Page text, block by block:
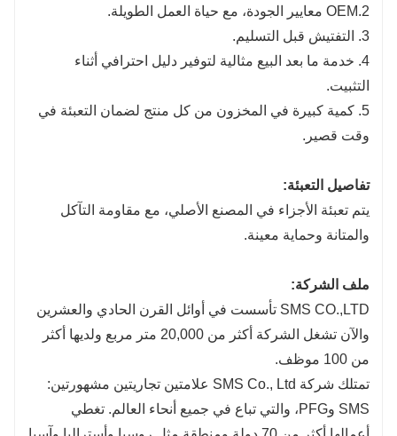
2.OEM معايير الجودة، مع حياة العمل الطويلة.
3. التفتيش قبل التسليم.
4. خدمة ما بعد البيع مثالية لتوفير دليل احترافي أثناء
التثبيت.
5. كمية كبيرة في المخزون من كل منتج لضمان التعبئة في
وقت قصير.
تفاصيل التعبئة:
يتم تعبئة الأجزاء في المصنع الأصلي، مع مقاومة التآكل
والمتانة وحماية معينة.
ملف الشركة:
SMS CO.,LTD تأسست في أوائل القرن الحادي والعشرين
والآن تشغل الشركة أكثر من 20,000 متر مربع ولديها أكثر
من 100 موظف.
تمتلك شركة SMS Co., Ltd علامتين تجاريتين مشهورتين:
SMS وPFG، والتي تباع في جميع أنحاء العالم. تغطي